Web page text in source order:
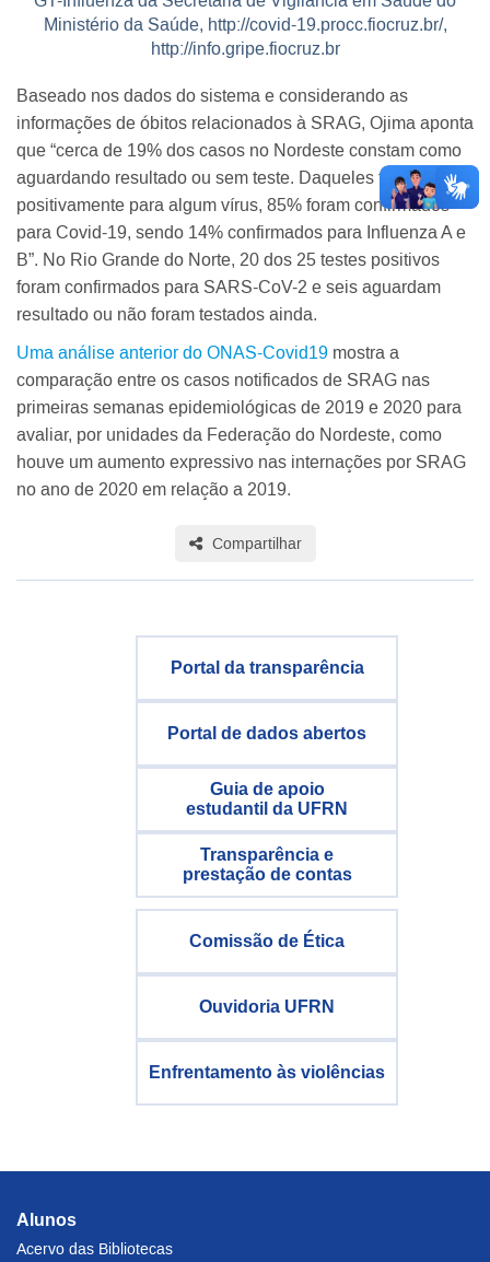
Ministério da Saúde, http://covid-19.procc.fiocruz.br/,
http://info.gripe.fiocruz.br
Baseado nos dados do sistema e considerando as
informações de óbitos relacionados à SRAG, Ojima aponta
que “cerca de 19% dos casos no Nordeste constam como
aguardando resultado ou sem teste. Daqueles testados
positivamente para algum vírus, 85% foram confirmados
para Covid-19, sendo 14% confirmados para Influenza A e
B”. No Rio Grande do Norte, 20 dos 25 testes positivos
foram confirmados para SARS-CoV-2 e seis aguardam
resultado ou não foram testados ainda.
Uma análise anterior do ONAS-Covid19 mostra a
comparação entre os casos notificados de SRAG nas
primeiras semanas epidemiológicas de 2019 e 2020 para
avaliar, por unidades da Federação do Nordeste, como
houve um aumento expressivo nas internações por SRAG
no ano de 2020 em relação a 2019.
Compartilhar
Portal da transparência
Portal de dados abertos
Guia de apoio
estudantil da UFRN
Transparência e
prestação de contas
Comissão de Ética
Ouvidoria UFRN
Enfrentamento às violências
Alunos
Acervo das Bibliotecas